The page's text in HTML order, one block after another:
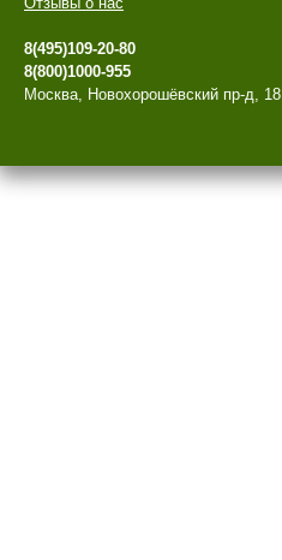
8(495)109-20-80
8(800)1000-955
Москва, Новохорошёвский пр-д, 18